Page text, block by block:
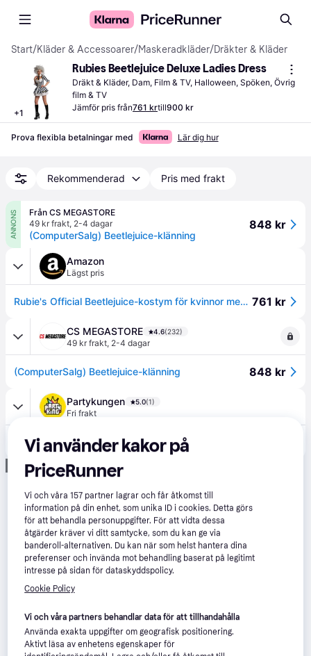
Start/Kläder & Accessoarer/Maskeradkläder/Dräkter & Kläder
+1
Rubies Beetlejuice Deluxe Ladies Dress
Dräkt & Kläder, Dam, Film & TV, Halloween, Spöken, Övrig
film & TV
Jämför pris från761 krtill900 kr
Prova flexibla betalningar med Lär dig hur
Rekommenderad Pris med frakt
ANNONS
Från CS MEGASTORE
49 kr frakt, 2-4 dagar
(ComputerSalg) Beetlejuice-klänning
848 kr
Amazon
Lägst pris
Rubie's Official Beetlejuice-kostym för kvinnor med peruk, sexig outfit för halloween halloween 761 kr
CS MEGASTORE 4.6(232)
49 kr frakt, 2-4 dagar
(ComputerSalg) Beetlejuice-klänning 848 kr
Partykungen 5.0(1)
Fri frakt
Annons
Vi använder kakor på
PriceRunner
Vi och våra157 partner lagrar och får åtkomst till
information på din enhet, som unika ID i cookies. Detta görs
för att behandla personuppgifter. För att vidta dessa
åtgärder kräver vi ditt samtycke, som du kan ge via
banderoll-alternativen. Du kan när som helst hantera dina
preferenser och invända mot behandling baserat på legitimt
intresse på sidan för dataskyddspolicy.
Cookie Policy
Vi och våra partners behandlar data för att tillhandahålla
Använda exakta uppgifter om geografisk positionering.
Aktivt läsa av enhetens egenskaper för